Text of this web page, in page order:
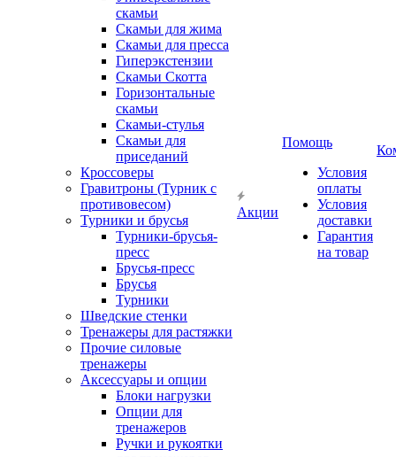
скамьи
Скамьи для жима
Скамьи для пресса
Гиперэкстензии
Скамьи Скотта
Горизонтальные
скамьи
Скамьи-стулья
Скамьи для
приседаний
Кроссоверы
Гравитроны (Турник с
противовесом)
Турники и брусья
Турники-брусья-
пресс
Брусья-пресс
Брусья
Турники
Шведские стенки
Тренажеры для растяжки
Прочие силовые
тренажеры
Аксессуары и опции
Блоки нагрузки
Опции для
тренажеров
Ручки и рукоятки
Акции
Помощь
Условия
оплаты
Условия
доставки
Гарантия
на товар